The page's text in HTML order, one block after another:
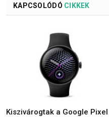
KAPCSOLÓDÓ CIKKEK
Kiszivárogtak a Google Pixel